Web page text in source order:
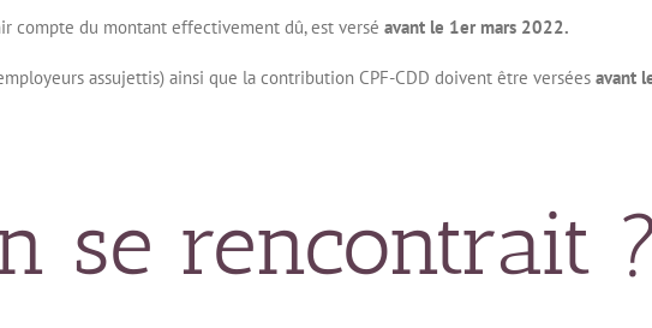
compte du montant effectivement dû, est versé avant le 1er mars 2022.
assujettis) ainsi que la contribution CPF-CDD doivent être versées avant
se rencontrait